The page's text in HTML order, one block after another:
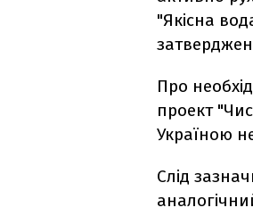
"Якісна
Про
проект
Україною
Слід